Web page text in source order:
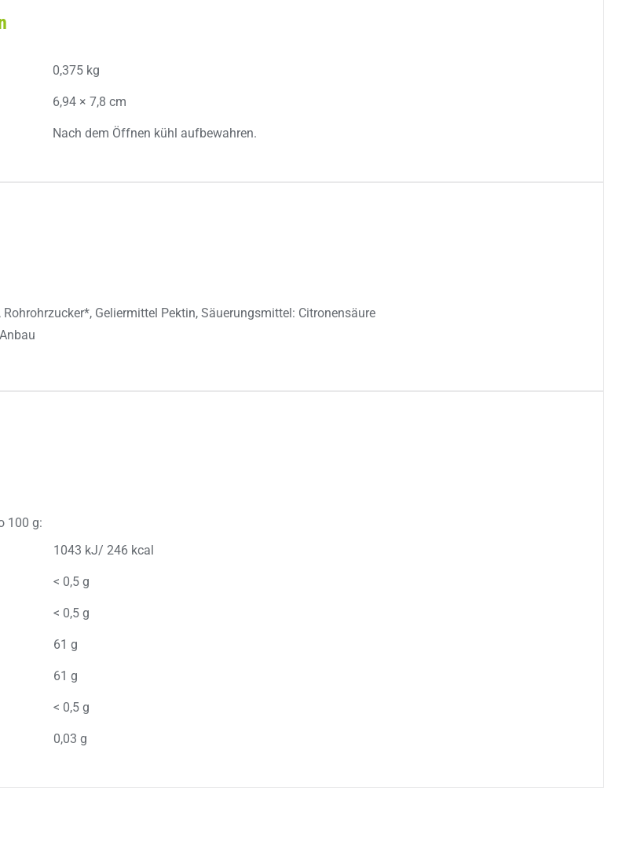
0,375 kg
6,94 × 7,8 cm
Nach dem Öffnen kühl aufbewahren.
Geliermittel Pektin, Säuerungsmittel: Citronensäure
100 g:
1043 kJ/ 246 kcal
< 0,5 g
< 0,5 g
61 g
61 g
< 0,5 g
0,03 g